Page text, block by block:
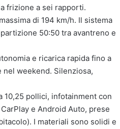
frizione a sei rapporti.
di 194 km/h. Il sistema
50:50 tra avantreno e
e ricarica rapida fino a
weekend. Silenziosa,
10,25 pollici, infotainment con
e Android Auto, prese
I materiali sono solidi e